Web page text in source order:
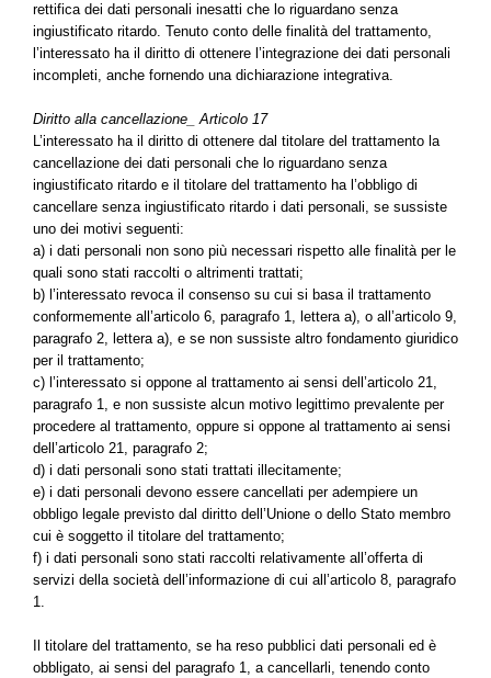
rettifica dei dati personali inesatti che lo riguardano senza
ingiustificato ritardo. Tenuto conto delle finalità del trattamento,
l’interessato ha il diritto di ottenere l’integrazione dei dati personali
incompleti, anche fornendo una dichiarazione integrativa.
Diritto alla cancellazione_ Articolo 17
L’interessato ha il diritto di ottenere dal titolare del trattamento la
cancellazione dei dati personali che lo riguardano senza
ingiustificato ritardo e il titolare del trattamento ha l’obbligo di
cancellare senza ingiustificato ritardo i dati personali, se sussiste
uno dei motivi seguenti:
a) i dati personali non sono più necessari rispetto alle finalità per le
quali sono stati raccolti o altrimenti trattati;
b) l’interessato revoca il consenso su cui si basa il trattamento
conformemente all’articolo 6, paragrafo 1, lettera a), o all’articolo 9,
paragrafo 2, lettera a), e se non sussiste altro fondamento giuridico
per il trattamento;
c) l’interessato si oppone al trattamento ai sensi dell’articolo 21,
paragrafo 1, e non sussiste alcun motivo legittimo prevalente per
procedere al trattamento, oppure si oppone al trattamento ai sensi
dell’articolo 21, paragrafo 2;
d) i dati personali sono stati trattati illecitamente;
e) i dati personali devono essere cancellati per adempiere un
obbligo legale previsto dal diritto dell’Unione o dello Stato membro
cui è soggetto il titolare del trattamento;
f) i dati personali sono stati raccolti relativamente all’offerta di
servizi della società dell’informazione di cui all’articolo 8, paragrafo
1.
Il titolare del trattamento, se ha reso pubblici dati personali ed è
obbligato, ai sensi del paragrafo 1, a cancellarli, tenendo conto